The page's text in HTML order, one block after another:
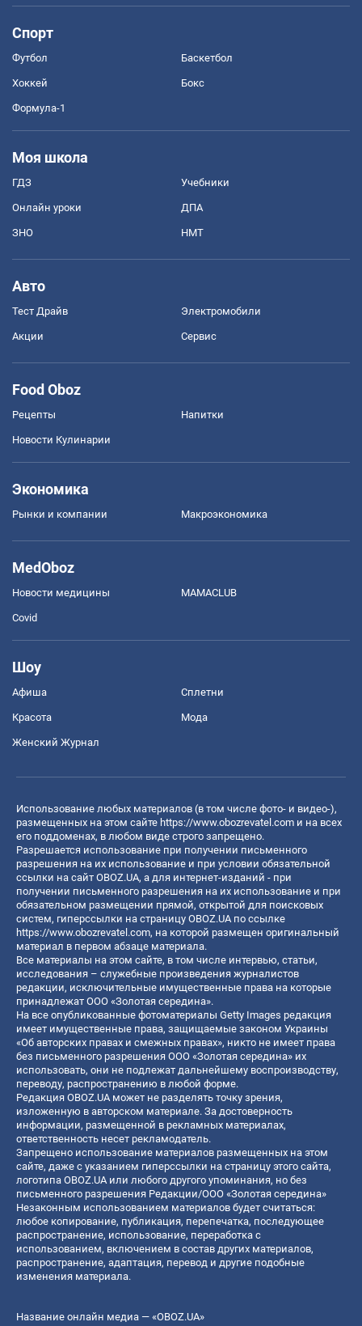
Спорт
Футбол Баскетбол
Хоккей Бокс
Формула-1
Моя школа
ГДЗ Учебники
Онлайн уроки ДПА
ЗНО НМТ
Авто
Тест Драйв Электромобили
Акции Сервис
Food Oboz
Рецепты Напитки
Новости Кулинарии
Экономика
Рынки и компании Mакроэкономика
MedOboz
Новости медицины MAMACLUB
Covid
Шоу
Афиша Сплетни
Красота Мода
Женский Журнал
Использование любых материалов (в том числе фото- и видео-),
размещенных на этом сайте https://www.obozrevatel.com и на всех
его поддоменах, в любом виде строго запрещено.
Разрешается использование при получении письменного
разрешения на их использование и при условии обязательной
ссылки на сайт OBOZ.UA, а для интернет-изданий - при
получении письменного разрешения на их использование и при
обязательном размещении прямой, открытой для поисковых
систем, гиперссылки на страницу OBOZ.UA по ссылке
https://www.obozrevatel.com, на которой размещен оригинальный
материал в первом абзаце материала.
Все материалы на этом сайте, в том числе интервью, статьи,
исследования – служебные произведения журналистов
редакции, исключительные имущественные права на которые
принадлежат ООО «Золотая середина».
На все опубликованные фотоматериалы Getty Images редакция
имеет имущественные права, защищаемые законом Украины
«Об авторских правах и смежных правах», никто не имеет права
без письменного разрешения ООО «Золотая середина» их
использовать, они не подлежат дальнейшему воспроизводству,
переводу, распространению в любой форме.
Редакция OBOZ.UA может не разделять точку зрения,
изложенную в авторском материале. За достоверность
информации, размещенной в рекламных материалах,
ответственность несет рекламодатель.
Запрещено использование материалов размещенных на этом
сайте, даже с указанием гиперссылки на страницу этого сайта,
логотипа OBOZ.UA или любого другого упоминания, но без
письменного разрешения Редакции/ООО «Золотая середина»
Незаконным использованием материалов будет считаться:
любое копирование, публикация, перепечатка, последующее
распространение, использование, переработка с
использованием, включением в состав других материалов,
распространение, адаптация, перевод и другие подобные
изменения материала.
Название онлайн медиа — «OBOZ.UA»